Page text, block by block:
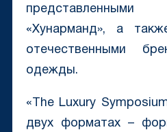
«Хунарманд», а
отечественными
одежды.
«The Luxury
двух форматах –